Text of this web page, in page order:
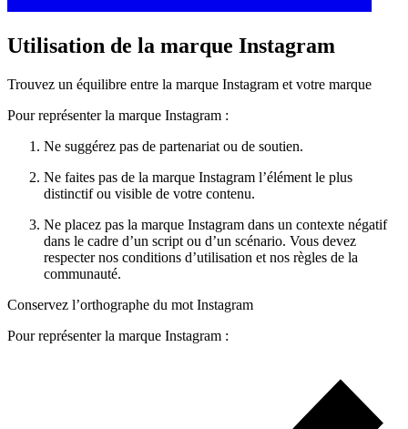
Utilisation de la marque Instagram
Trouvez un équilibre entre la marque Instagram et votre marque
Pour représenter la marque Instagram :
Ne suggérez pas de partenariat ou de soutien.
Ne faites pas de la marque Instagram l’élément le plus
distinctif ou visible de votre contenu.
Ne placez pas la marque Instagram dans un contexte négatif
dans le cadre d’un script ou d’un scénario. Vous devez
respecter nos conditions d’utilisation et nos règles de la
communauté.
Conservez l’orthographe du mot Instagram
Pour représenter la marque Instagram :